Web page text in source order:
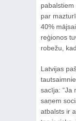
par
40%
reģionos
robežu,
Latvijas
sacīja: “Ja
saņem
atbalsts ir